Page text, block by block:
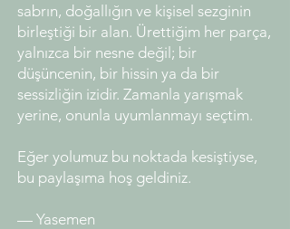
sabrın, doğallığın ve kişisel sezginin
birleştiği bir alan. Ürettiğim her parça,
yalnızca bir nesne değil; bir
düşüncenin, bir hissin ya da bir
sessizliğin izidir. Zamanla yarışmak
yerine, onunla uyumlanmayı seçtim.
Eğer yolumuz bu noktada kesiştiyse,
bu paylaşıma hoş geldiniz.
— Yasemen